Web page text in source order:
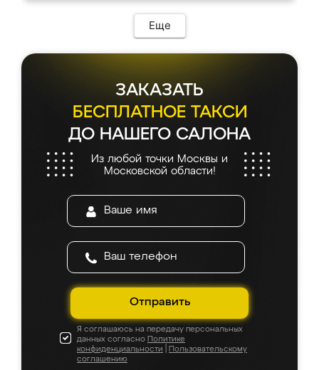
Еще
ЗАКАЗАТЬ
БЕСПЛАТНОЕ ТАКСИ
ДО НАШЕГО САЛОНА
Из любой точки Москвы и
Московской области!
Отправить
Я соглашаюсь на передачу персональных
данных согласно Политике
конфиденциальности
Пользовательскому
соглашению